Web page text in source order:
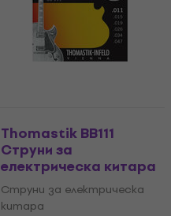
Thomastik BB111
Струни за
електрическа китара
Струни за електрическа
китара